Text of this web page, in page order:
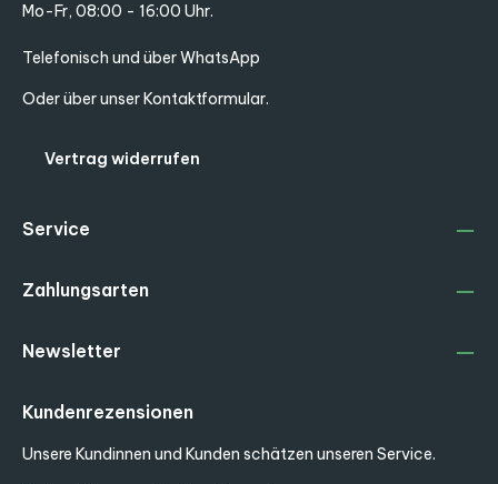
Mo-Fr, 08:00 - 16:00 Uhr.
Telefonisch und über WhatsApp
Oder über unserKontaktformular.
Vertrag widerrufen
Service
Zahlungsarten
Kundenrezensionen
Unsere Kundinnen und Kunden schätzen unseren Service.
Newsletter